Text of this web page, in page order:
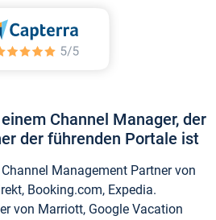
Channel Manager, der
der führenden Portale ist
Management Partner von
Booking.com, Expedia.
von Marriott, Google Vacation